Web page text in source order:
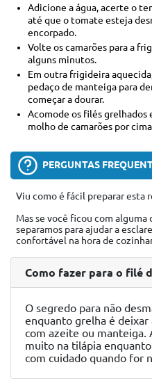
Adicione a água, acerte o
até que o tomate esteja
encorpado.
Volte os camarões para a
alguns minutos.
Em outra frigideira
pedaço de manteiga para
começar a dourar.
Acomode os filés grelhados
molho de camarões por
PERGUNTAS
Viu como é fácil preparar esta
Mas se você ficou com
separamos para ajudar a
confortável na hora de
Como fazer para o filé
O segredo para não
enquanto grelha é
com azeite ou manteiga.
muito na tilápia
com cuidado quando for